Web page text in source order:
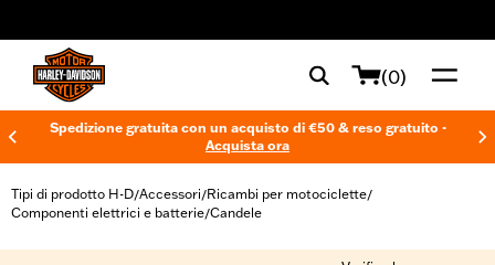
(0)
Spedizione gratuita con un acquisto di €50 & reso gratuito -
Acquista ora
Tipi di prodotto H-D/Accessori/Ricambi per motociclette/
Componenti elettrici e batterie/Candele